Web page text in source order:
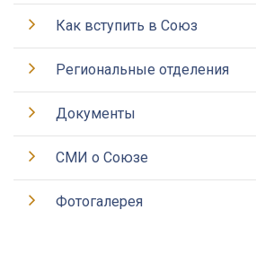
Как вступить в Союз
Региональные отделения
Документы
СМИ о Союзе
Фотогалерея